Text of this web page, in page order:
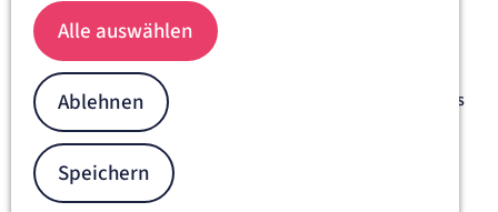
Im Tabea Krankenhaus legen wir besonderen Wert darauf,
unseren Ärzten eine laufende Förderung zur Verbesserung
ihrer Qualifikation anzubieten. Wir bieten an unserem Haus
ein umfangreiches Angebot verschiedenster
Facharztausbildungen sowie eine Vielzahl interner
Weiterbildungsmöglichkeiten an. Nach Absprache mit dem
Chefarzt unterstützen wir auch externe Fortbildungen.
Alle auswählen
Ablehnen
Speichern